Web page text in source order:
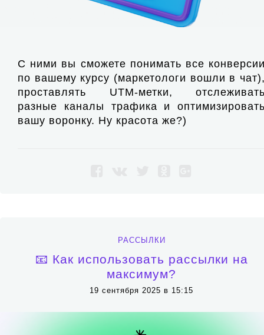
С ними вы сможете понимать все
по вашему курсу (маркетологи вошли в
проставлять UTM-метки,
разные каналы трафика и
вашу воронку. Ну красота же?)
РАССЫЛКИ
📧 Как использовать рассылки на
максимум?
19 сентября 2025 в 15:15